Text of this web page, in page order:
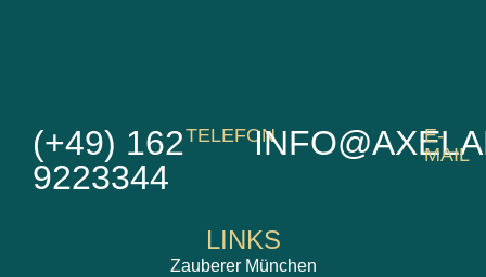
(+49) 162
9223344
TELEFON
E-
MAIL
LINKS
Zauberer München